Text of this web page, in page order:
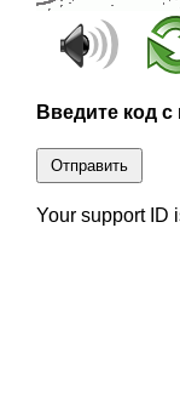
Введите код с
Отправить
Your support ID